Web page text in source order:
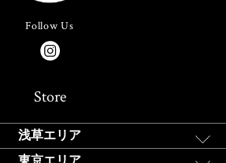
Follow Us
Store
浅草エリア